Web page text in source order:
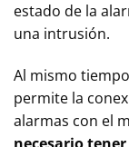
estado de la
una intrusión.
Al mismo
permite la
alarmas con el